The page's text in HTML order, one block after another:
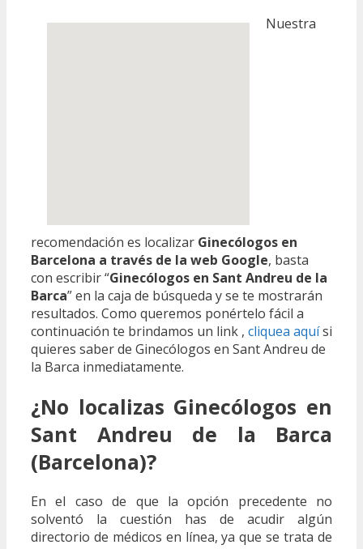
Nuestra
recomendación es localizar Ginecólogos en
Barcelona a través de la web Google, basta
con escribir “Ginecólogos en Sant Andreu de la
Barca” en la caja de búsqueda y se te mostrarán
resultados. Como queremos ponértelo fácil a
continuación te brindamos un link , cliquea aquísi
quieres saber de Ginecólogos en Sant Andreu de
la Barca inmediatamente.
¿No localizas Ginecólogos en
Sant Andreu de la Barca
(Barcelona)?
En el caso de que la opción precedente no
solventó la cuestión has de acudir algún
directorio de médicos en línea, ya que se trata de